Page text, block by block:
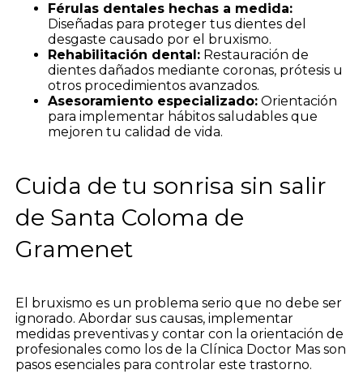
Férulas dentales hechas a medida:
Diseñadas para proteger tus dientes del
desgaste causado por el bruxismo.
Rehabilitación dental:Restauración de
dientes dañados mediante coronas, prótesis u
otros procedimientos avanzados.
Asesoramiento especializado:Orientación
para implementar hábitos saludables que
mejoren tu calidad de vida.
Cuida de tu sonrisa sin salir
de Santa Coloma de
Gramenet
El bruxismo es un problema serio que no debe ser
ignorado. Abordar sus causas, implementar
medidas preventivas y contar con la orientación de
profesionales como los de la Clínica Doctor Mas son
pasos esenciales para controlar este trastorno.